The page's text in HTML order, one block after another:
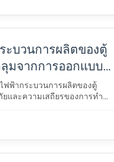
ะบวนการผลิตของตู้
มจากการออกแบบ
ฟฟ้ากระบวนการผลิตของตู้
และความเสถียรของการทํา